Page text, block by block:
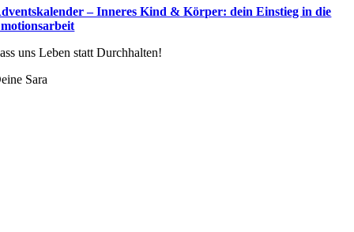
– Inneres Kind & Körper: dein Einstieg in die
uns Leben statt Durchhalten!
Sara